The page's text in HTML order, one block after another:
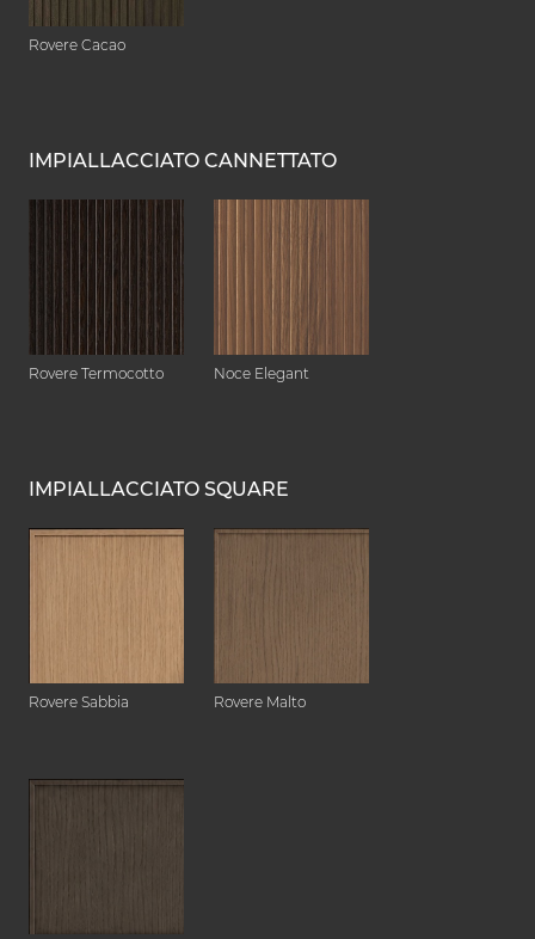
Rovere Cacao
IMPIALLACCIATO CANNETTATO
Rovere Termocotto Noce Elegant
IMPIALLACCIATO SQUARE
Rovere Sabbia Rovere Malto